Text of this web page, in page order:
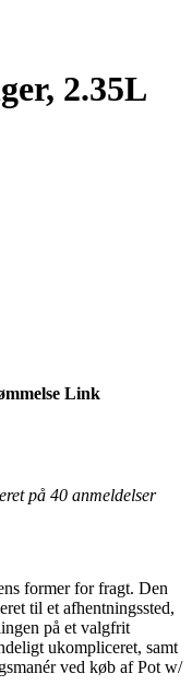
2.35L
Link
på 40 anmeldelser
former for fragt. Den
til et afhentningssted,
på et valgfrit
ukompliceret, samt
ved køb af Pot w/